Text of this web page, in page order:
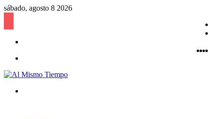
sábado, agosto 8 2026